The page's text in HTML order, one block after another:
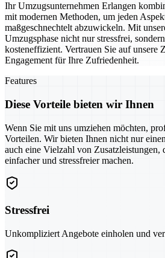
Ihr Umzugsunternehmen Erlangen
mit modernen Methoden, um jeden
maßgeschnechtelt abzuwickeln. Mit
Umzugsphase nicht nur stressfrei,
kosteneffizient. Vertrauen Sie auf unsere
Engagement für Ihre Zufriedenheit.
Features
Diese Vorteile bieten wir Ihnen
Wenn Sie mit uns umziehen möchten,
Vorteilen. Wir bieten Ihnen nicht nur
auch eine Vielzahl von Zusatzleistungen,
einfacher und stressfreier machen.
Stressfrei
Unkompliziert Angebote einholen und